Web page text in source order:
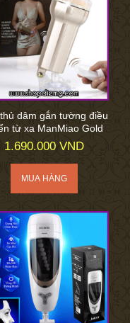
dâm gắn tường điều
từ xa ManMiao Gold
1.690.000 VND